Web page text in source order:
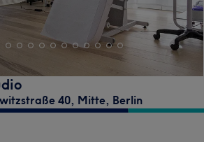
40, Mitte, Berlin